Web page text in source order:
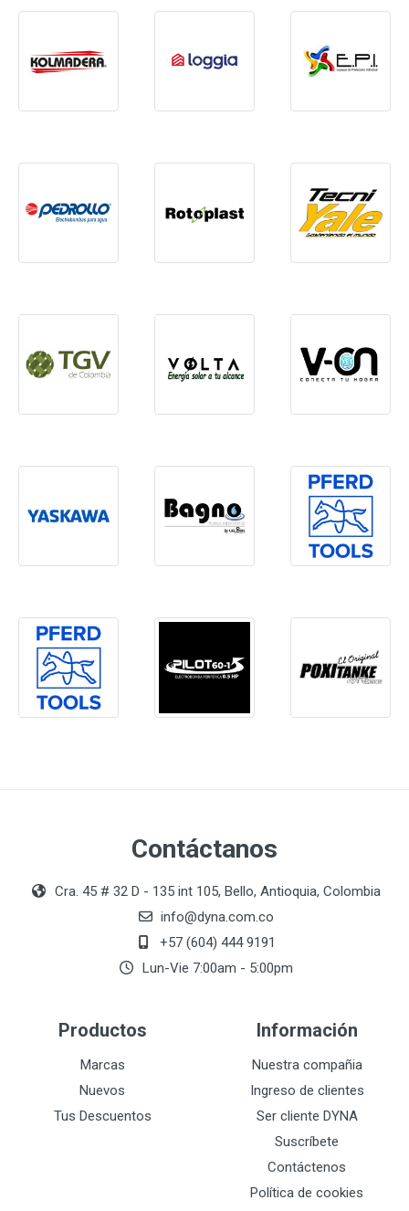
Contáctanos
Cra. 45 # 32 D - 135 int 105, Bello, Antioquia, Colombia
info@dyna.com.co
+57 (604) 444 9191
Lun-Vie 7:00am - 5:00pm
Productos
Marcas
Nuevos
Tus Descuentos
Información
Nuestra compañia
Ingreso de clientes
Ser cliente DYNA
Suscríbete
Contáctenos
Política de cookies